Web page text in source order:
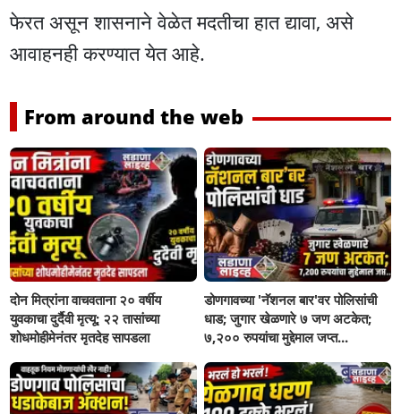
फेरत असून शासनाने वेळेत मदतीचा हात द्यावा, असे
आवाहनही करण्यात येत आहे.
From around the web
दोन मित्रांना वाचवताना २० वर्षीय
युवकाचा दुर्दैवी मृत्यू; २२ तासांच्या
शोधमोहीमेनंतर मृतदेह सापडला
डोणगावच्या 'नॅशनल बार'वर पोलिसांची
धाड; जुगार खेळणारे ७ जण अटकेत;
७,२०० रुपयांचा मुद्देमाल जप्त...